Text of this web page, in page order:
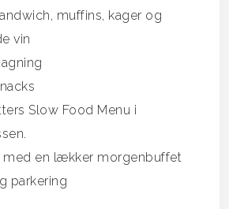
muffins, kager og
vin
Slow Food Menu i
med en lækker morgenbuffet
parkering